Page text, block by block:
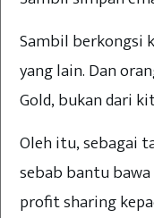
Sambil berkongsi
yang lain. Dan
Gold, bukan dari
Oleh itu, sebagai
sebab bantu
profit sharing